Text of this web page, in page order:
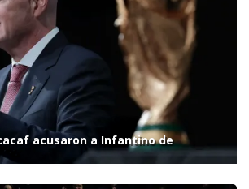
acusaron a Infantino de